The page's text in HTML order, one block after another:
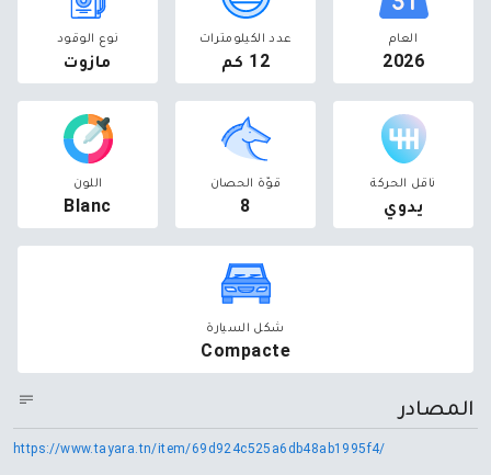
العام
2026
عدد الكيلومترات
12 كم
نوع الوقود
مازوت
ناقل الحركة
يدوي
قوّة الحصان
8
اللون
Blanc
شكل السيارة
Compacte
المصادر
https://www.tayara.tn/item/69d924c525a6db48ab1995f4/